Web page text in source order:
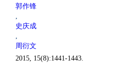
郭作锋
,
史庆成
,
周衍文
2015, 15(8):1441-1443.